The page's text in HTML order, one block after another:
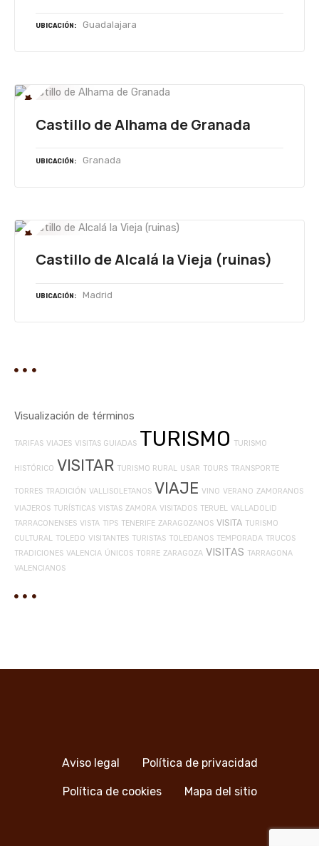
UBICACIÓN Guadalajara
Castillo de Alhama de Granada
UBICACIÓN Granada
Castillo de Alcalá la Vieja (ruinas)
UBICACIÓN Madrid
Visualización de términos
TARIFAS VIAJES VISITAS GUIADAS TURISMO TURISMO
HISTÓRICO VISITAR TURISMO RURAL USAR TOURS TRANSPORTE
TORRES TRADICIÓN VALLISOLETANOS VIAJE VINO VERANO ZAMORANOS
VIAJEROS TURÍSTICAS VISTAS ZAMORA VISITADOS TERUEL VALLADOLID
TARRACONENSES VISTA TIPS TENERIFE ZARAGOZANOS VISITA TURISMO
CULTURAL TOLEDO VISITANTES TURISTAS TOLEDANOS TEMPORADA TRUCOS
TRADICIONES VALENCIA ÚNICOS TORRE ZARAGOZA VISITAS TARRAGONA
VALENCIANOS
Aviso legal Política de privacidad
Política de cookies Mapa del sitio